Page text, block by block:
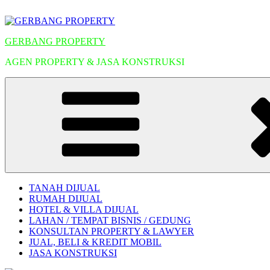
ke
GERBANG PROPERTY
AGEN PROPERTY & JASA KONSTRUKSI
TANAH DIJUAL
RUMAH DIJUAL
HOTEL & VILLA DIJUAL
LAHAN / TEMPAT BISNIS / GEDUNG
KONSULTAN PROPERTY & LAWYER
JUAL, BELI & KREDIT MOBIL
JASA KONSTRUKSI